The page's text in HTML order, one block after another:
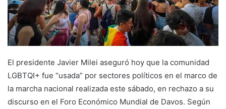
El presidente Javier Milei aseguró hoy que la comunidad
LGBTQI+ fue “usada” por sectores políticos en el marco de
la marcha nacional realizada este sábado, en rechazo a su
discurso en el Foro Económico Mundial de Davos. Según